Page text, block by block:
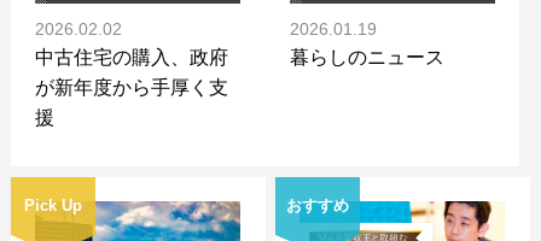
2026.02.02
中古住宅の購入、政府
が新年度から手厚く支
援
2026.01.19
暮らしのニュース
Pick Up おすすめ